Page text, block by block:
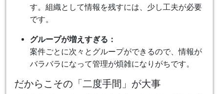
す。組織として情報を残すには、少し工夫が必要
です。
グループが増えすぎる：
案件ごとに次々とグループができるので、情報が
バラバラになって管理が煩雑になりがちです。
だからこその「二度手間」が大事